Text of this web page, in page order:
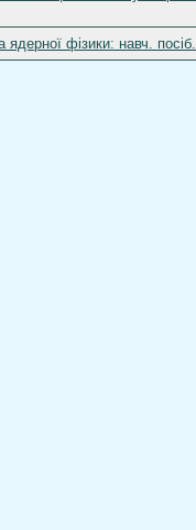
ядерної фізики: навч.